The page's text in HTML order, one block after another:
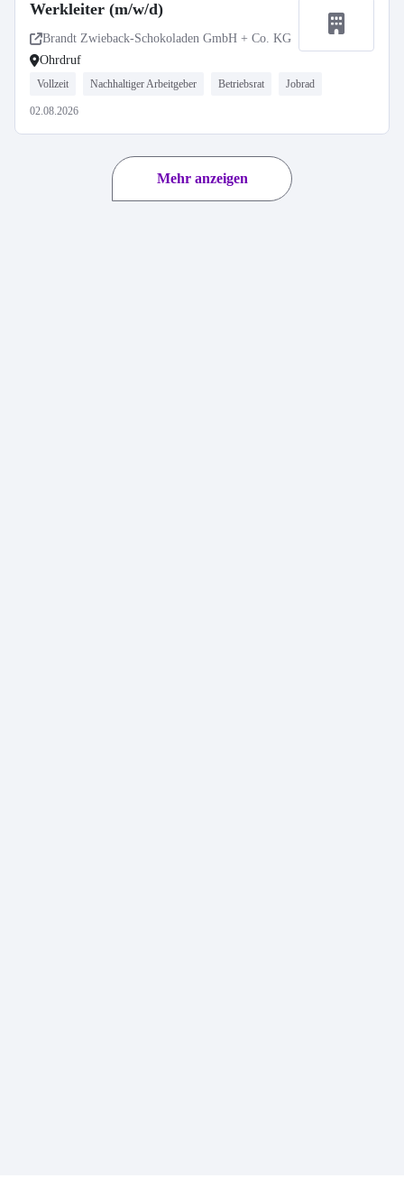
Werkleiter (m/w/d)
Brandt Zwieback-Schokoladen GmbH + Co. KG
Ohrdruf
Vollzeit Nachhaltiger Arbeitgeber Betriebsrat Jobrad
02.08.2026
Mehr anzeigen